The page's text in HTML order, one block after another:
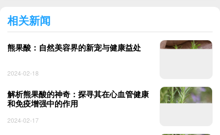
相关新闻
熊果酸：自然美容界的新宠与健康益处
2024-02-18
解析熊果酸的神奇：探寻其在心血管健康
和免疫增强中的作用
2024-02-17